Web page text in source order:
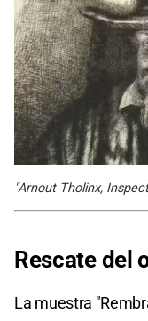
"Arnout Tholinx,
Rescate del
La muestra